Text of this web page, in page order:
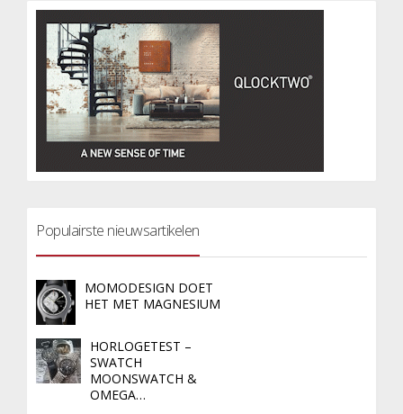
Populairste nieuwsartikelen
MOMODESIGN DOET
HET MET MAGNESIUM
HORLOGETEST –
SWATCH
MOONSWATCH &
OMEGA…